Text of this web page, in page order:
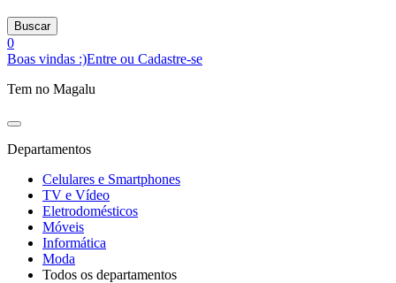
Buscar
0
Boas vindas :)Entre ou Cadastre-se
Tem no Magalu
Departamentos
Celulares e Smartphones
TV e Vídeo
Eletrodomésticos
Móveis
Informática
Moda
Todos os departamentos